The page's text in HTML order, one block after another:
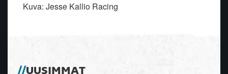
Kuva: Jesse Kallio Racing
UUSIMMAT